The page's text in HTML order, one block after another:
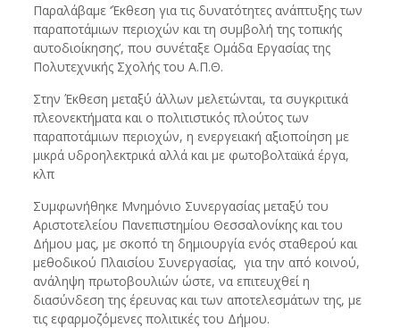
Παραλάβαμε ‘Έκθεση για τις δυνατότητες ανάπτυξης των
παραποτάμιων περιοχών και τη συμβολή της τοπικής
αυτοδιοίκησης’, που συνέταξε Ομάδα Εργασίας της
Πολυτεχνικής Σχολής του Α.Π.Θ.
Στην Έκθεση μεταξύ άλλων μελετώνται, τα συγκριτικά
πλεονεκτήματα και ο πολιτιστικός πλούτος των
παραποτάμιων περιοχών, η ενεργειακή αξιοποίηση με
μικρά υδροηλεκτρικά αλλά και με φωτοβολταϊκά έργα,
κλπ
Συμφωνήθηκε Μνημόνιο Συνεργασίας μεταξύ του
Αριστοτελείου Πανεπιστημίου Θεσσαλονίκης και του
Δήμου μας, με σκοπό τη δημιουργία ενός σταθερού και
μεθοδικού Πλαισίου Συνεργασίας, για την από κοινού,
ανάληψη πρωτοβουλιών ώστε, να επιτευχθεί η
διασύνδεση της έρευνας και των αποτελεσμάτων της, με
τις εφαρμοζόμενες πολιτικές του Δήμου.